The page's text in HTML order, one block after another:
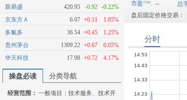
新易盛 420.95 -0.92 -0.22%
京东方Ａ
6.07 +0.11
1.85%
多氟多
36.54 +0.45
1.25%
贵州茅台
1309.22 +0.67
0.05%
华天科技
17.98 +0.72 4.17%
操盘必读 分类导航
经营范围： 一般项目：技术服务、技术开
市盈
: -- 总
盘后固定价格交易：